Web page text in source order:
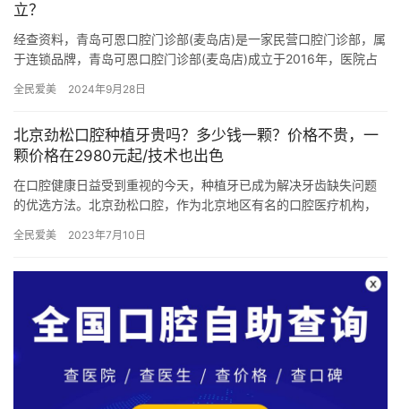
立？
经查资料，青岛可恩口腔门诊部(麦岛店)是一家民营口腔门诊部，属
于连锁品牌，青岛可恩口腔门诊部(麦岛店)成立于2016年，医院占
全民爱美 2024年9月28日
北京劲松口腔种植牙贵吗？多少钱一颗？价格不贵，一
颗价格在2980元起/技术也出色
在口腔健康日益受到重视的今天，种植牙已成为解决牙齿缺失问题
的优选方法。北京劲松口腔，作为北京地区有名的口腔医疗机构，
患者的…
全民爱美 2023年7月10日